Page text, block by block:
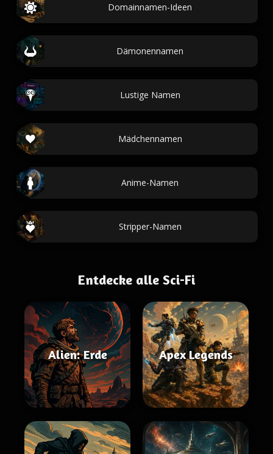
Domainnamen-Ideen
Dämonennamen
Lustige Namen
Mädchennamen
Anime-Namen
Stripper-Namen
Entdecke alle Sci-Fi
Alien: Erde Apex Legends